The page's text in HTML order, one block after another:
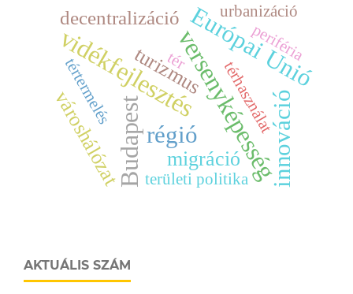
vidékfejlesztésversenyképesség
Budapest innováció
Európai Unió
régió
városhálózat migráció
turizmus
decentralizáció urbanizáció
térhasználat
tér
tértermelés
periféria
területi politika
AKTUÁLIS SZÁM